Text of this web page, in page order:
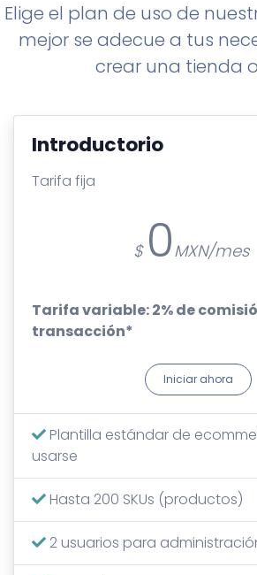
Elige el plan de uso de
mejor se adecue a tus
crear una tienda
Introductorio
Tarifa fija
0
Tarifa variable: 2% de
transacción*
Iniciar ahora
Plantilla estándar de
usarse
Hasta 200 SKUs (productos)
2 usuarios para